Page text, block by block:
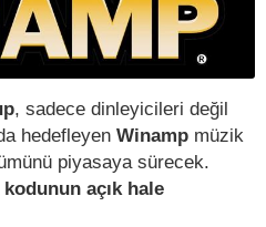
, sadece dinleyicileri değil
hedefleyen Winamp müzik
piyasaya sürecek.
açık hale